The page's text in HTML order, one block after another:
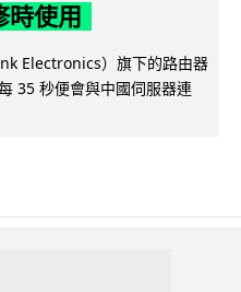
時使用
Electronics）旗下的路由器
35 秒便會與中國伺服器連